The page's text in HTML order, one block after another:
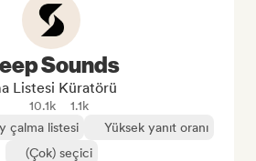
Sounds
Listesi Küratörü
10.1k
1.1k
çalma listesi
Yüksek yanıt oranı
(Çok) seçici